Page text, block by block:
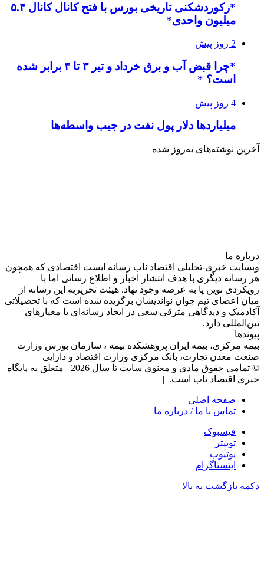
*رکوردشکنی تاریخی بورس با فتح کانال کانال ۵.۴
میلیون واحدی*
2 روز پیش
*چرا قبض آب و برق خرداد و تیر ۳ تا ۴ برابر شده
است؟ *
4 روز پیش
میلیاردها دلار پول نفت در جیب واسطه‌ها
آخرین نوشته‌های‌ به‌روز شده
درباره‌ ما
وبسایت خبری-تحلیلی اقتصاد ناب رسانه‌ ایست اقتصادی که همچون
هر رسانه دیگری با هدف انتشار اخبار و اطلاع رسانی اما با
رویکردی نوین پا به عرصه وجود نهاد. هیئت تحریریه این رسانه از
میان اعضای تیم جوان نواندیشان برگزیده شده است که با تحصیلاتی
آکادمیک و دیدگاهی‌ مترقی سعی در ایجاد رسانه‌ای با معیار‌های
بین‌المللی دارد.
پیوندها
بیمه مرکزی، بیمه ایران پزوهشکده بیمه ، سازمان بورس وزارت
صنعت معدن تجارت، بانک مرکزی وزارت اقتصاد و دارایی
© تمامی حقوق مادی و معنوی سایت تا سال 2026 متعلق به پایگاه
خبری اقتصاد ناب است. |
صفحه اصلی
تماس با ما / درباره ما
فیسبوک
توییتر
یوتیوب
اینستاگرام
دکمه بازگشت به بالا